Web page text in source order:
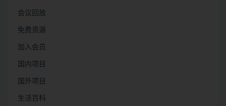
会议回放
免费资源
加入会员
国内项目
国外项目
生活百科